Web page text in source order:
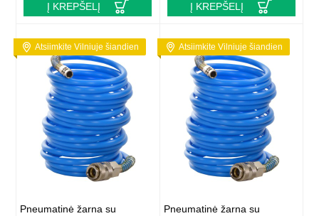
Į KREPŠELĮ Į KREPŠELĮ
Atsiimkite Vilniuje šiandien
Pneumatinė žarna su
Atsiimkite Vilniuje šiandien
Pneumatinė žarna su